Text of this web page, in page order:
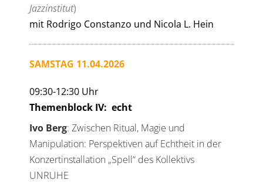
Jazzinstitut)
mit Rodrigo Constanzo und Nicola L. Hein
SAMSTAG 11.04.2026
09:30-12:30 Uhr
Themenblock IV: echt
Ivo Berg: Zwischen Ritual, Magie und
Manipulation: Perspektiven auf Echtheit in der
Konzertinstallation „Spell“ des Kollektivs
UNRUHE